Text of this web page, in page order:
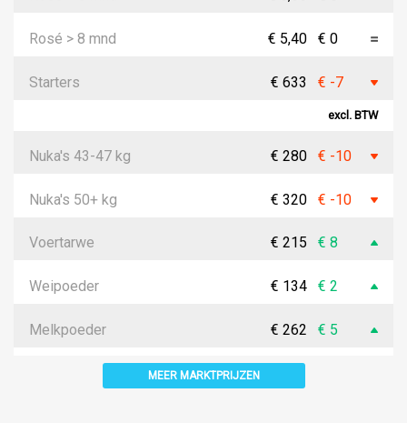
Rosé > 8 mnd € 5,40 € 0
Starters € 633 € -7
excl. BTW
Nuka's 43-47 kg € 280 € -10
Nuka's 50+ kg € 320 € -10
Voertarwe € 215 € 8
Weipoeder € 134 € 2
Melkpoeder € 262 € 5
MEER MARKTPRIJZEN